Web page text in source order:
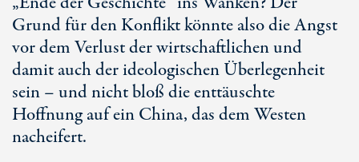
Grund für den Konflikt könnte also die Angst
vor dem Verlust der wirtschaftlichen und
damit auch der ideologischen Überlegenheit
sein – und nicht bloß die enttäuschte
Hoffnung auf ein China, das dem Westen
nacheifert.